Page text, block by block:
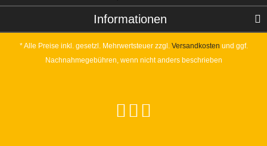
Informationen
* Alle Preise inkl. gesetzl. Mehrwertsteuer zzgl. Versandkosten und ggf.
Nachnahmegebühren, wenn nicht anders beschrieben